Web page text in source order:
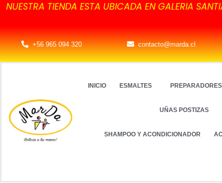
NUESTRA TIENDA ESTA UBICADA EN GALERIA
+56 965 094 320 contacto@marda.cl
INICIO ESMALTES PREPARADORES
UÑAS POSTIZAS
SHAMPOO Y ACONDICIONADOR